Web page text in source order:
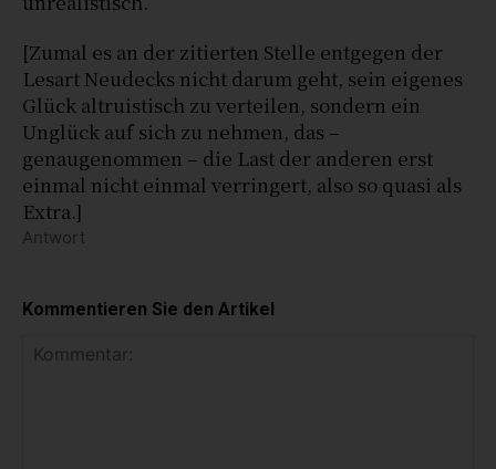
[Zumal es an der zitierten Stelle entgegen der
Lesart Neudecks nicht darum geht, sein eigenes
Glück altruistisch zu verteilen, sondern ein
Unglück auf sich zu nehmen, das –
genaugenommen – die Last der anderen erst
einmal nicht einmal verringert, also so quasi als
Extra.]
Antwort
Kommentieren Sie den Artikel